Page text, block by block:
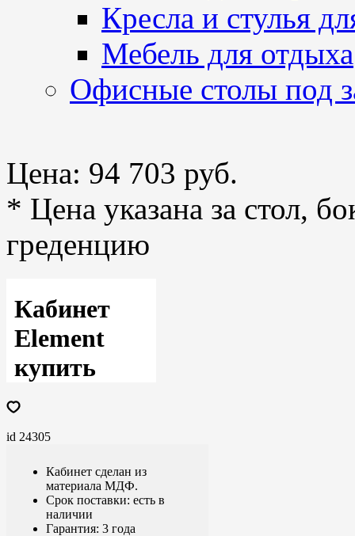
Кресла и стулья
Мебель для отдыха
Офисные столы под
Цена: 94 703 руб.
* Цена указана за стол,
греденцию
Кабинет
Element
купить
id 24305
Кабинет сделан из
материала МДФ.
Срок поставки: есть в
наличии
Гарантия: 3 года